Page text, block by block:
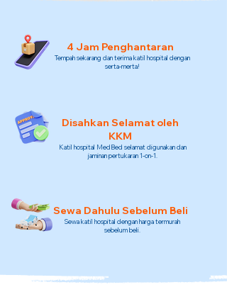
4 Jam Penghantaran
Tempah sekarang dan terima katil hospital dengan
serta-merta!
Disahkan Selamat oleh
KKM
Katil hospital MedBed selamat digunakan dan
jaminan pertukaran 1-on-1.
Sewa Dahulu Sebelum Beli
Sewa katil hospital dengan harga termurah
sebelum beli.